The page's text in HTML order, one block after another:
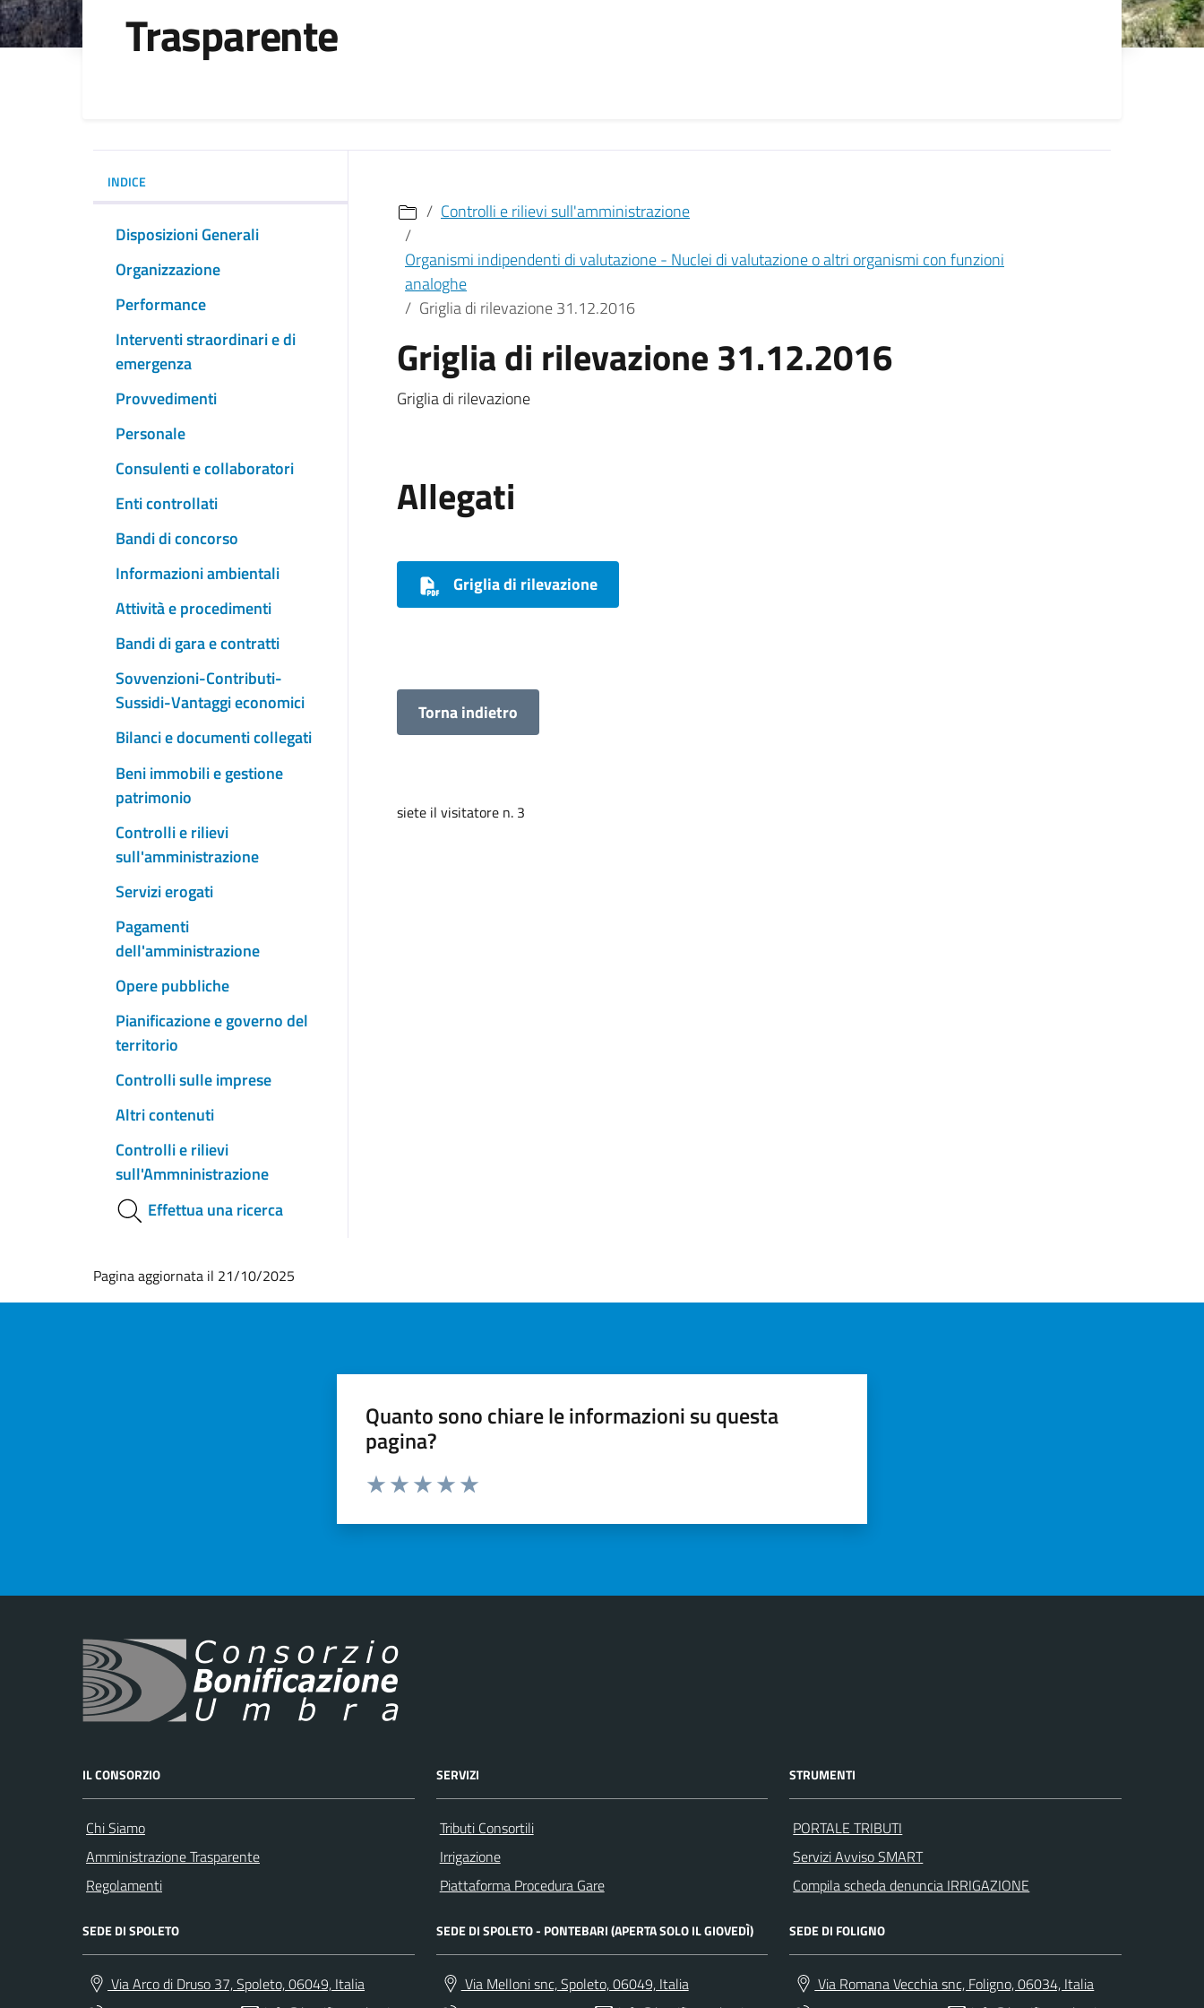
Trasparente
INDICE
Disposizioni Generali
Organizzazione
Performance
Interventi straordinari e di
emergenza
Provvedimenti
Personale
Consulenti e collaboratori
Enti controllati
Bandi di concorso
Informazioni ambientali
Attività e procedimenti
Bandi di gara e contratti
Sovvenzioni-Contributi-
Sussidi-Vantaggi economici
Bilanci e documenti collegati
Beni immobili e gestione
patrimonio
Controlli e rilievi
sull'amministrazione
Servizi erogati
Pagamenti
dell'amministrazione
Opere pubbliche
Pianificazione e governo del
territorio
Controlli sulle imprese
Altri contenuti
Controlli e rilievi
sull'Ammninistrazione
Effettua una ricerca
Controlli e rilievi sull'amministrazione
Organismi indipendenti di valutazione - Nuclei di valutazione o altri organismi con funzioni
analoghe
Griglia di rilevazione 31.12.2016
Griglia di rilevazione 31.12.2016
Griglia di rilevazione
Allegati
Griglia di rilevazione
Torna indietro
siete il visitatore n. 3
Pagina aggiornata il 21/10/2025
Quanto sono chiare le informazioni su questa
pagina?
IL CONSORZIO
Chi Siamo
Amministrazione Trasparente
Regolamenti
SEDE DI SPOLETO
Via Arco di Druso 37, Spoleto, 06049, Italia
SERVIZI
Tributi Consortili
Irrigazione
Piattaforma Procedura Gare
SEDE DI SPOLETO - PONTEBARI (APERTA SOLO IL GIOVEDÌ)
Via Melloni snc, Spoleto, 06049, Italia
STRUMENTI
PORTALE TRIBUTI
Servizi Avviso SMART
Compila scheda denuncia IRRIGAZIONE
SEDE DI FOLIGNO
Via Romana Vecchia snc, Foligno, 06034, Italia